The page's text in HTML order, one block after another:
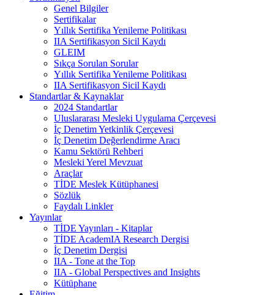
Genel Bilgiler
Sertifikalar
Yıllık Sertifika Yenileme Politikası
IIA Sertifikasyon Sicil Kaydı
GLEIM
Sıkça Sorulan Sorular
Yıllık Sertifika Yenileme Politikası
IIA Sertifikasyon Sicil Kaydı
Standartlar & Kaynaklar
2024 Standartlar
Uluslararası Mesleki Uygulama Çerçevesi
İç Denetim Yetkinlik Çerçevesi
İç Denetim Değerlendirme Aracı
Kamu Sektörü Rehberi
Mesleki Yerel Mevzuat
Araçlar
TİDE Meslek Kütüphanesi
Sözlük
Faydalı Linkler
Yayınlar
TİDE Yayınları - Kitaplar
TİDE AcademIA Research Dergisi
İç Denetim Dergisi
IIA - Tone at the Top
IIA - Global Perspectives and Insights
Kütüphane